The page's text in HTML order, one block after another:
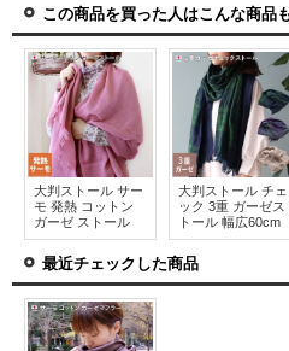
この商品を買った人はこんな商品
大判ストール サー
モ 発熱 コットン
ガーゼ ストール
大判ストール チェ
ック 3重 ガーゼス
トール 幅広60cm
最近チェックした商品